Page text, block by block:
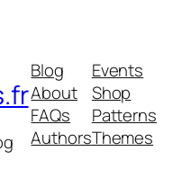
Blog
About
FAQs
Authors
Events
Shop
Patterns
Themes